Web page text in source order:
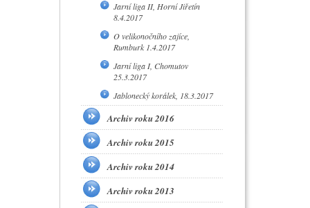
Jarní liga II, Horní Jiřetín
8.4.2017
O velikonočního zajíce,
Rumburk 1.4.2017
Jarní liga I, Chomutov
25.3.2017
Jablonecký korálek, 18.3.2017
Archiv roku 2016
Archiv roku 2015
Archiv roku 2014
Archiv roku 2013